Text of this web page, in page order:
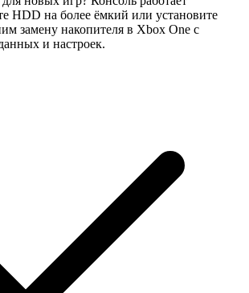
HDD на более ёмкий или установите
замену накопителя в Xbox One с
и настроек.